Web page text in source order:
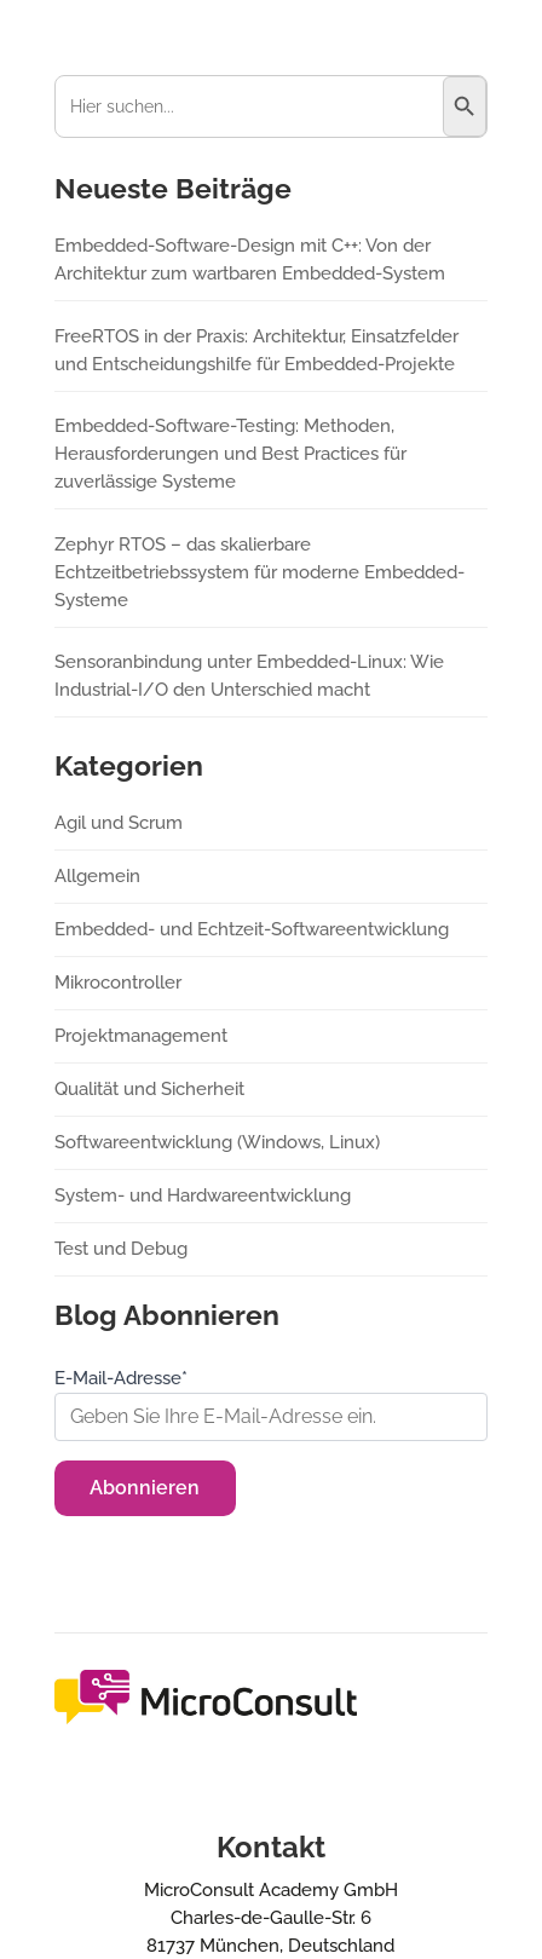
Suchen
nach:
Neueste Beiträge
Embedded-Software-Design mit C++: Von der
Architektur zum wartbaren Embedded-System
FreeRTOS in der Praxis: Architektur, Einsatzfelder
und Entscheidungshilfe für Embedded-Projekte
Embedded-Software-Testing: Methoden,
Herausforderungen und Best Practices für
zuverlässige Systeme
Zephyr RTOS – das skalierbare
Echtzeitbetriebssystem für moderne Embedded-
Systeme
Sensoranbindung unter Embedded-Linux: Wie
Industrial-I/O den Unterschied macht
Kategorien
Agil und Scrum
Allgemein
Embedded- und Echtzeit-Softwareentwicklung
Mikrocontroller
Projektmanagement
Qualität und Sicherheit
Softwareentwicklung (Windows, Linux)
System- und Hardwareentwicklung
Test und Debug
Blog Abonnieren
E-Mail-Adresse*
Kontakt
MicroConsult Academy GmbH
Charles-de-Gaulle-Str. 6
81737 München, Deutschland